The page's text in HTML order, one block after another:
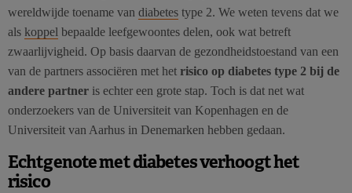
wereldwijde toename van diabetes type 2. We weten tevens dat we
als koppel bepaalde leefgewoontes delen, ook wat betreft
zwaarlijvigheid. Op basis daarvan de gezondheidstoestand van een
van de partners associëren met het risico op diabetes type 2 bij de
andere partner is echter een grote stap. Toch is dat net wat
onderzoekers van de Universiteit van Kopenhagen en de
Universiteit van Aarhus in Denemarken hebben gedaan.
Echtgenote met diabetes verhoogt het
risico